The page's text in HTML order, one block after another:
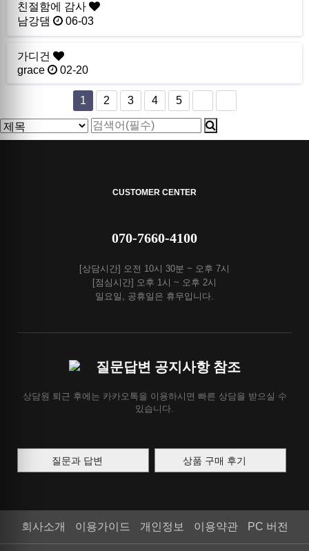
친절함에 감사
남강댐
06-03
가디건
grace
02-20
1 2 3 4 5
CUSTOMER CENTER
070-7660-4100
[상담시간] 오전 10시 30분 ~ 오후 7시
[점심시간] 오후 1시 ~ 오후 2시
일요일, 공휴일은 휴무입니다.
질문답변 공지사항 참조
상담원 퇴근 후에는 카카오톡을 이용하시면 빠른 상담을 받으실 수
있습니다.
질문과 답변 상품 구매 후기
회사소개 이용가이드 개인정보 이용약관 PC 버전